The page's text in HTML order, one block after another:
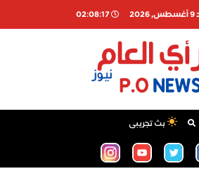
02:08:18
بث تجريبى